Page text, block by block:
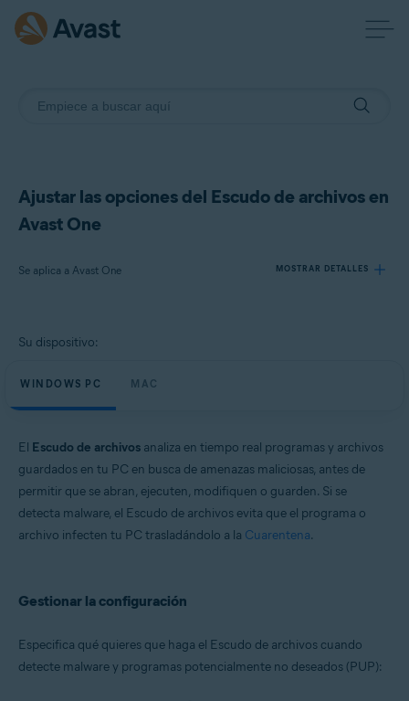
Ajustar las opciones del Escudo de archivos en
Avast One
Se aplica a Avast One MOSTRAR DETALLES
Productos:
Su dispositivo:
WINDOWS PC MAC
El Escudo de archivos analiza en tiempo real programas y archivos
guardados en tu PC en busca de amenazas maliciosas, antes de
permitir que se abran, ejecuten, modifiquen o guarden. Si se
detecta malware, el Escudo de archivos evita que el programa o
archivo infecten tu PC trasladándolo a la Cuarentena.
Gestionar la configuración
Especifica qué quieres que haga el Escudo de archivos cuando
detecte malware y programas potencialmente no deseados (PUP):